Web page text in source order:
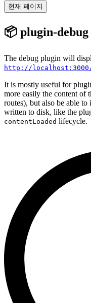
현재 페이지
📦 plugin-debug
The debug plugin will
http://localhost:3000/
It is mostly useful for
more easily the content of
routes), but also be able to
written to disk, like the
contentLoaded lifecycle.